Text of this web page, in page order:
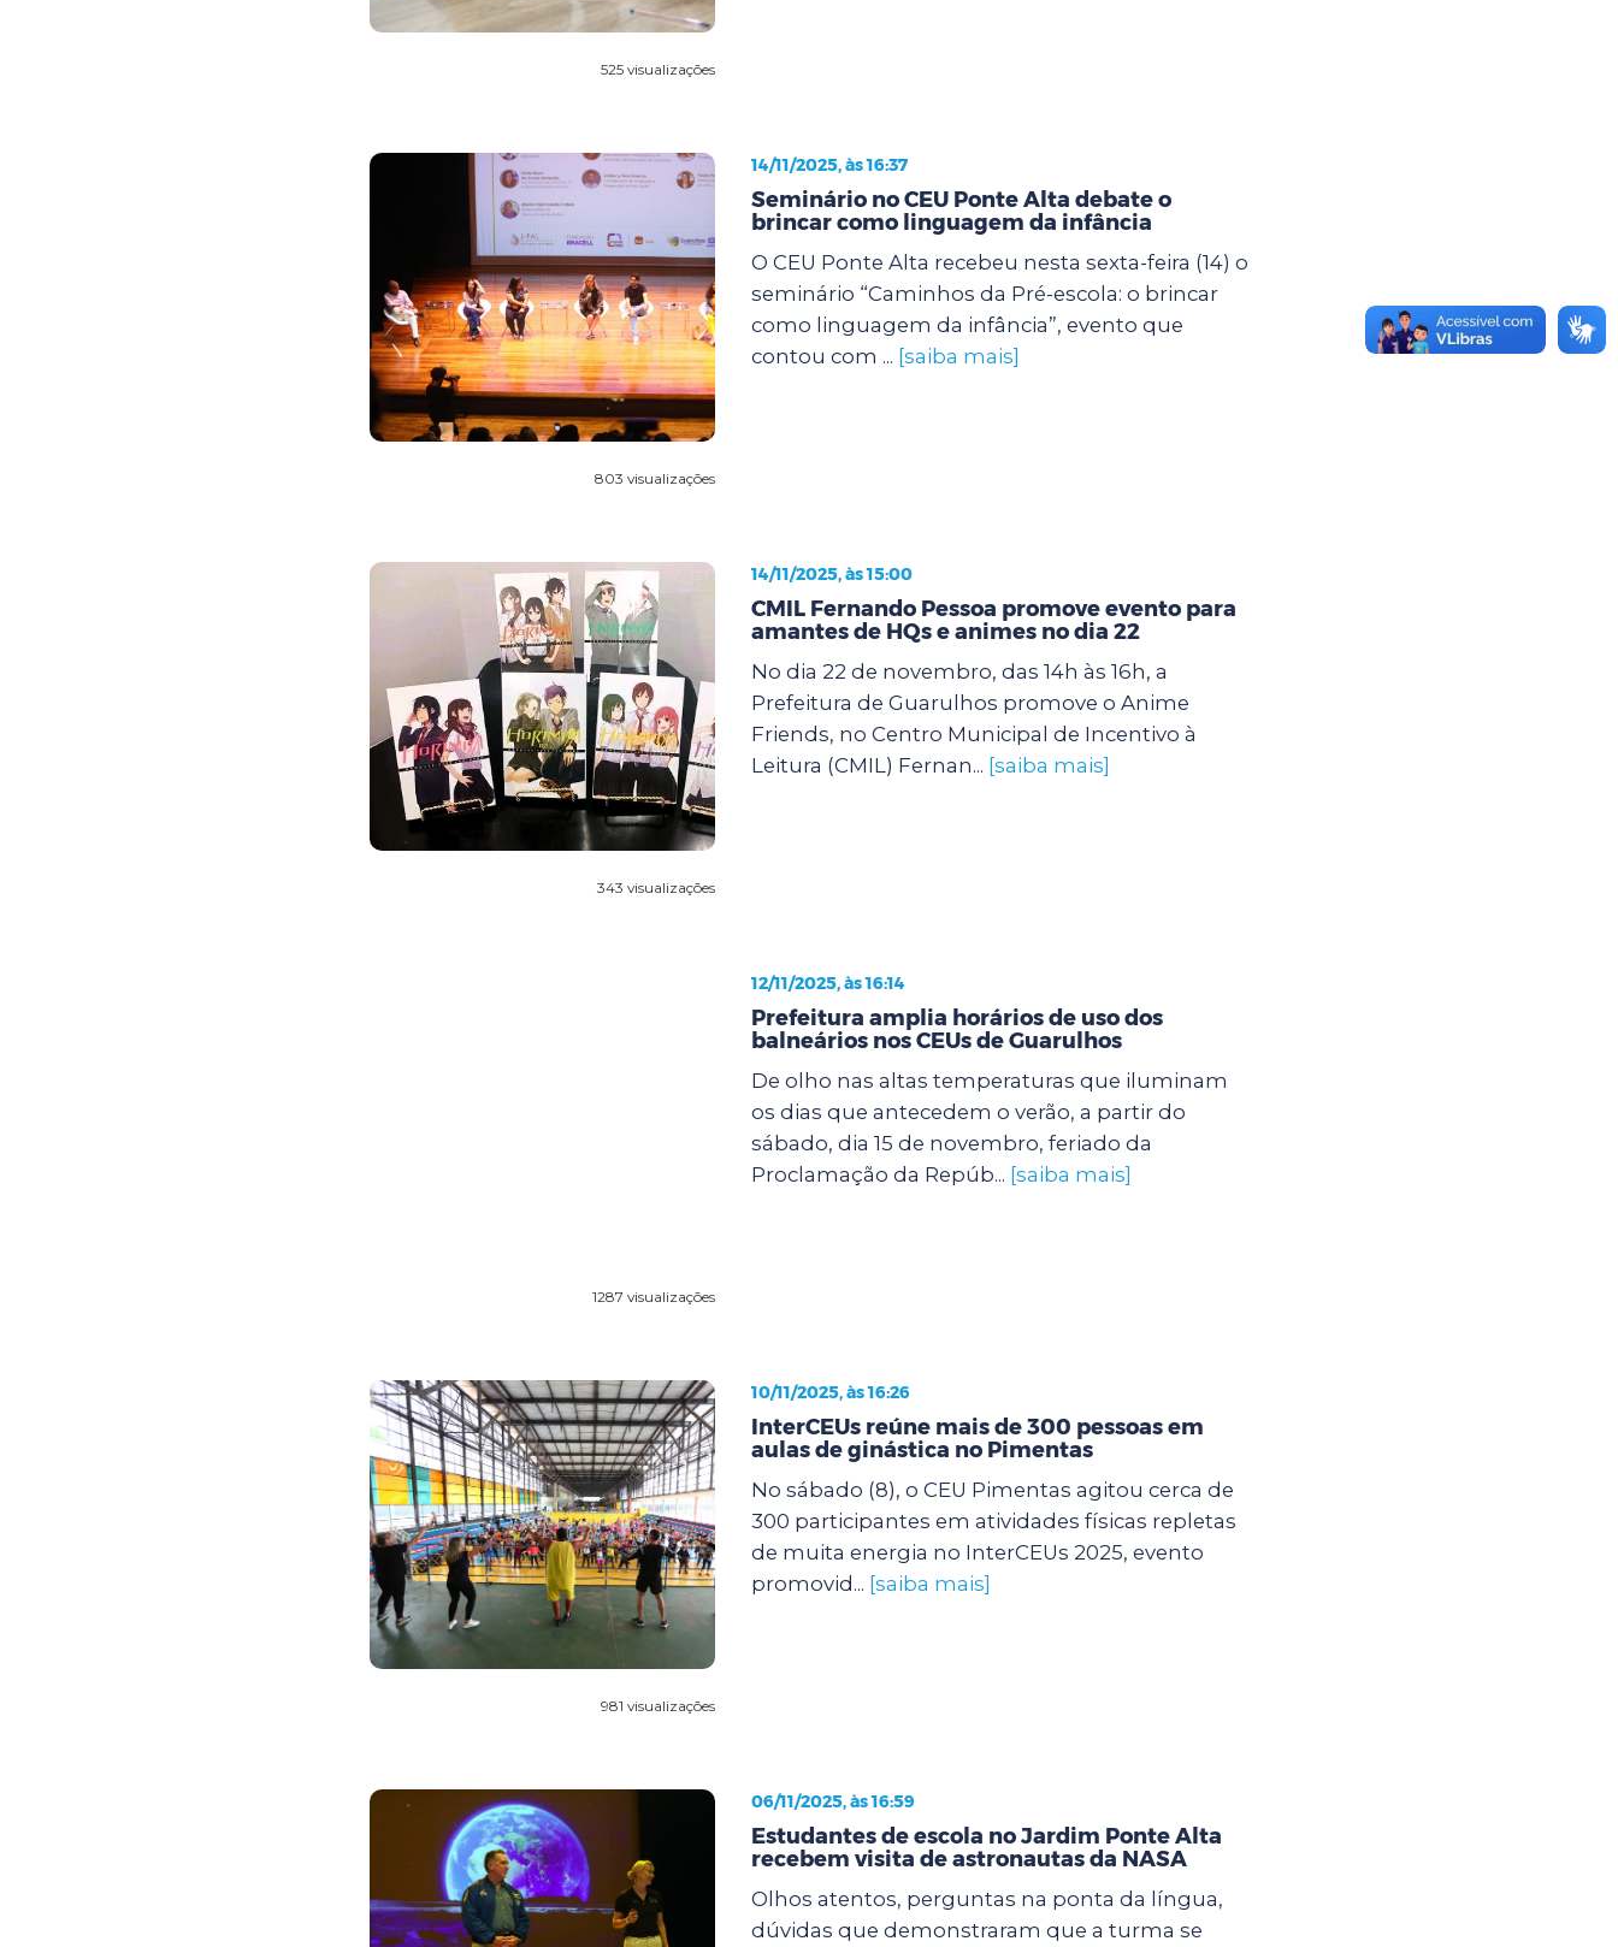
525 visualizações
803 visualizações
14/11/2025, às 16:37
Seminário no CEU Ponte Alta debate o
brincar como linguagem da infância
O CEU Ponte Alta recebeu nesta sexta-feira (14) o
seminário “Caminhos da Pré-escola: o brincar
como linguagem da infância”, evento que
contou com ... [saiba mais]
343 visualizações
14/11/2025, às 15:00
CMIL Fernando Pessoa promove evento para
amantes de HQs e animes no dia 22
No dia 22 de novembro, das 14h às 16h, a
Prefeitura de Guarulhos promove o Anime
Friends, no Centro Municipal de Incentivo à
Leitura (CMIL) Fernan... [saiba mais]
1287 visualizações
12/11/2025, às 16:14
Prefeitura amplia horários de uso dos
balneários nos CEUs de Guarulhos
De olho nas altas temperaturas que iluminam
os dias que antecedem o verão, a partir do
sábado, dia 15 de novembro, feriado da
Proclamação da Repúb... [saiba mais]
981 visualizações
10/11/2025, às 16:26
InterCEUs reúne mais de 300 pessoas em
aulas de ginástica no Pimentas
No sábado (8), o CEU Pimentas agitou cerca de
300 participantes em atividades físicas repletas
de muita energia no InterCEUs 2025, evento
promovid... [saiba mais]
06/11/2025, às 16:59
Estudantes de escola no Jardim Ponte Alta
recebem visita de astronautas da NASA
Olhos atentos, perguntas na ponta da língua,
dúvidas que demonstraram que a turma se